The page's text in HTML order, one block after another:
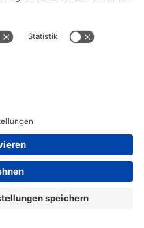
zukunftsfit machen
online